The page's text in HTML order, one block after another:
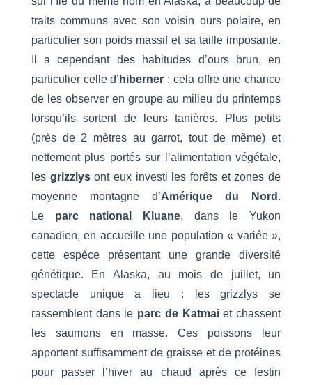
traits communs avec son voisin ours polaire, en
particulier son poids massif et sa taille imposante.
Il a cependant des habitudes d’ours brun, en
particulier celle d’ hiberner : cela offre une chance
de les observer en groupe au milieu du printemps
lorsqu’ils sortent de leurs tanières. Plus petits
(près de 2 mètres au garrot, tout de même) et
nettement plus portés sur l’alimentation végétale,
les grizzlys ont eux investi les forêts et zones de
moyenne montagne d’Amérique du Nord .
Le
parc national Kluane, dans le Yukon
canadien, en accueille une population « variée »,
cette espèce présentant une grande diversité
génétique. En Alaska, au mois de juillet, un
spectacle unique a lieu : les grizzlys se
rassemblent dans le parc de Katmai et chassent
les saumons en masse. Ces poissons leur
apportent suffisamment de graisse et de protéines
pour passer l’hiver au chaud après ce festin